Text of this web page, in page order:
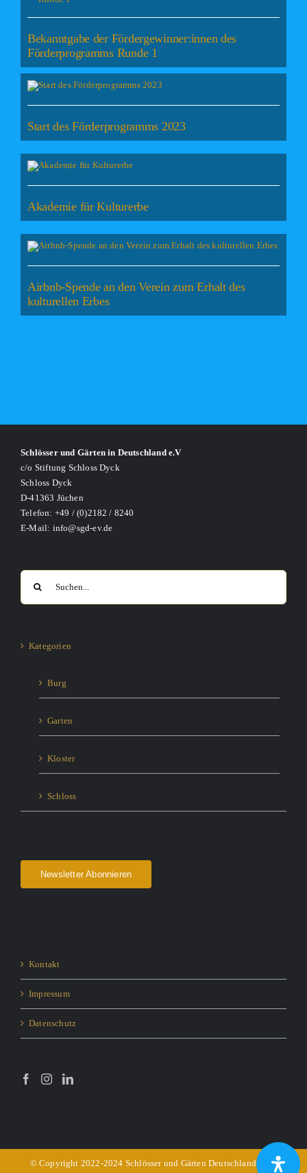
Bekanntgabe der Fördergewinner:innen des
Förderprogramms Runde 1
Start des Förderprogramms 2023
Akademie für Kulturerbe
Airbnb-Spende an den Verein zum Erhalt des
kulturellen Erbes
Schlösser und Gärten in Deutschland e.V
c/o Stiftung Schloss Dyck
Schloss Dyck
D-41363 Jüchen
Telefon: +49 / (0)2182 / 8240
E-Mail: info@sgd-ev.de
Suche
nach:
Kategorien
Burg
Garten
Kloster
Schloss
Newsletter Abonnieren
Kontakt
Impressum
Datenschutz
© Copyright 2022-2024 Schlösser und Gärten Deutschland e.V. -